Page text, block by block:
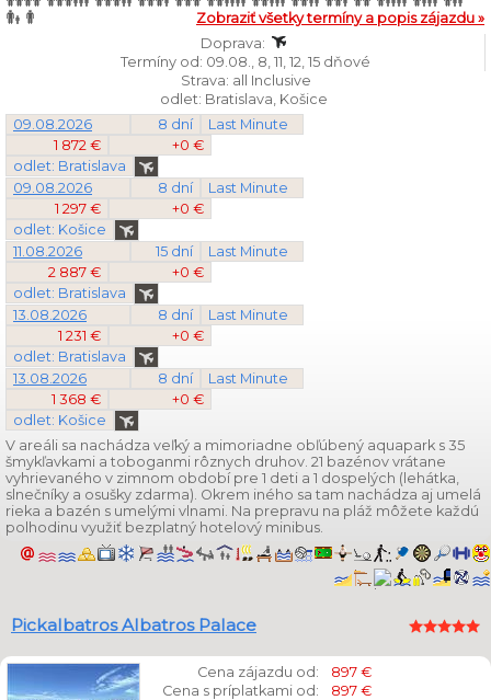
Zobraziť všetky termíny a popis zájazdu »
Doprava:
Termíny od: 09.08., 8, 11, 12, 15 dňové
Strava: all Inclusive
odlet: Bratislava, Košice
09.08.2026
8 dní
Last Minute
1 872 €
+0 €
odlet: Bratislava
09.08.2026
8 dní
Last Minute
1 297 €
+0 €
odlet: Košice
11.08.2026
15 dní
Last Minute
2 887 €
+0 €
odlet: Bratislava
13.08.2026
8 dní
Last Minute
1 231 €
+0 €
odlet: Bratislava
13.08.2026
8 dní
Last Minute
1 368 €
+0 €
odlet: Košice
V areáli sa nachádza veľký a mimoriadne obľúbený aquapark s 35
šmykľavkami a toboganmi rôznych druhov. 21 bazénov vrátane
vyhrievaného v zimnom období pre 1 deti a 1 dospelých (lehátka,
slnečníky a osušky zdarma). Okrem iného sa tam nachádza aj umelá
rieka a bazén s umelými vlnami. Na prepravu na pláž môžete každú
polhodinu využiť bezplatný hotelový minibus.
Pickalbatros Albatros Palace
Cena zájazdu od:
897 €
Cena s príplatkami od:
897 €